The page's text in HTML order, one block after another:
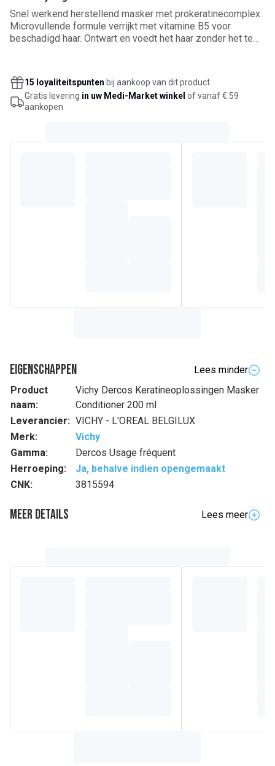
Snel werkend herstellend masker met prokeratinecomplex.
Microvullende formule verrijkt met vitamine B5 voor
beschadigd haar. Ontwart en voedt het haar zonder het te
15 loyaliteitspunten bij aankoop van dit product
Gratis levering in uw Medi-Market winkel of vanaf € 59
aankopen
Eigenschappen
Lees minder
Product
naam:
Vichy Dercos Keratineoplossingen Masker
Conditioner 200 ml
Leverancier: VICHY - L'OREAL BELGILUX
Merk:
Vichy
Gamma:
Dercos Usage fréquent
Herroeping:
Ja, behalve indien opengemaakt
CNK:
3815594
Meer details
Lees meer
DICETYLDIMONIUM CHLORIDE - COCOS NUCIFERA OIL /
Acetic Acid - Amodimethicone - Cetyl Esters -